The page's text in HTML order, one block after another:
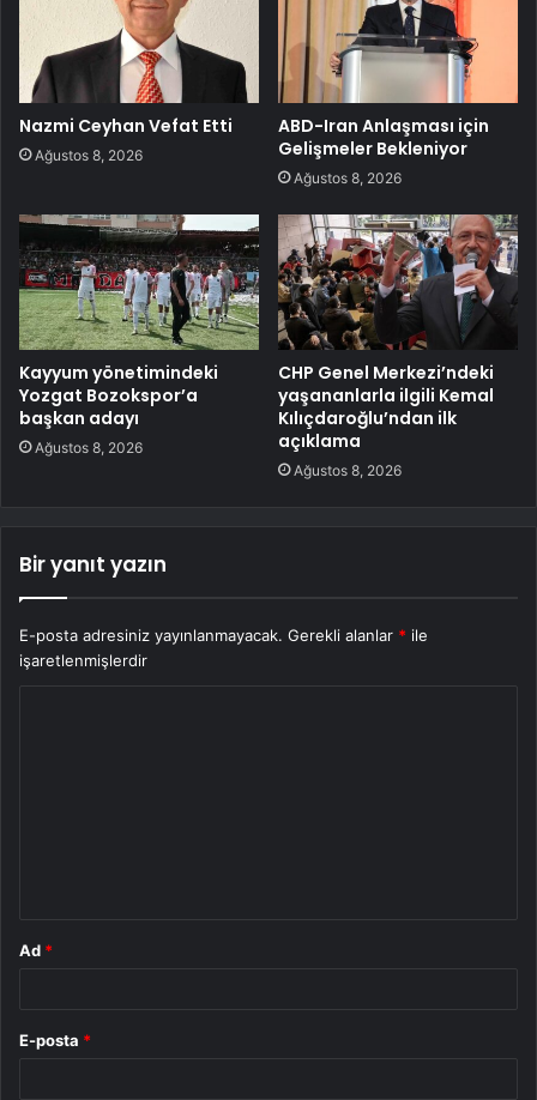
Nazmi Ceyhan Vefat Etti
Ağustos 8, 2026
ABD-Iran Anlaşması için
Gelişmeler Bekleniyor
Ağustos 8, 2026
Kayyum yönetimindeki
Yozgat Bozokspor’a
başkan adayı
Ağustos 8, 2026
CHP Genel Merkezi’ndeki
yaşananlarla ilgili Kemal
Kılıçdaroğlu’ndan ilk
açıklama
Ağustos 8, 2026
Bir yanıt yazın
E-posta adresiniz yayınlanmayacak. Gerekli alanlar * ile
işaretlenmişlerdir
Ad *
E-posta *